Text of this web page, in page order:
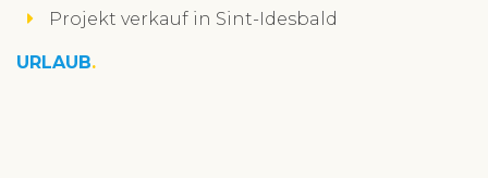
Projekt verkauf in Sint-Idesbald
URLAUB